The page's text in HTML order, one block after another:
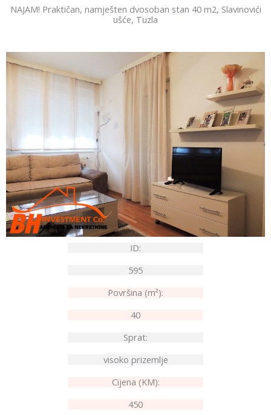
NAJAM! Praktičan, namješten dvosoban stan 40 m2, Slavinovići
ušće, Tuzla
ID:
595
Površina (m²):
40
Sprat:
visoko prizemlje
Cijena (KM):
450